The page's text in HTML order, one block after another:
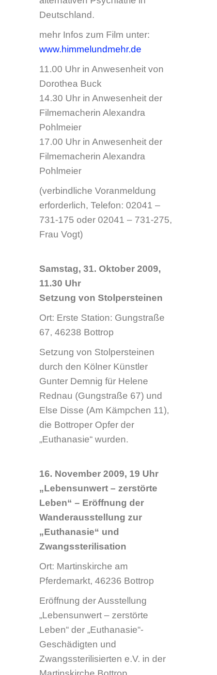
Filmemacherin Alexandra
Pohlmeier
(verbindliche Voranmeldung
erforderlich, Telefon: 02041 –
Frau Vogt)
Setzung von Stolpersteinen
Ort: Erste Station: Gungstraße
durch den Kölner Künstler
Gunter Demnig für Helene
Rednau (Gungstraße 67) und
Else Disse (Am Kämpchen 11),
16. November 2009, 19 Uhr
„Lebensunwert – zerstörte
Leben“ – Eröffnung der
Wanderausstellung zur
Zwangssterilisation
Ort: Martinskirche am
Pferdemarkt, 46236 Bottrop
Eröffnung der Ausstellung
„Lebensunwert – zerstörte
Leben“ der „Euthanasie“-
Martinskirche Bottrop.
Mit Redebeiträgen von:
Prof. Dr. Bernd Walter,
Landschaftsverband
Münster, Leiter des Institutes
für Regionalgeschichte:
Margret Hamm,
Geschäftsführerin des
Bundes der „Euthanasie“-
Geschädigten und
Zwangssterilisierten e.V.,
Opfer bis heute“
Friedrich Maschmeyer,